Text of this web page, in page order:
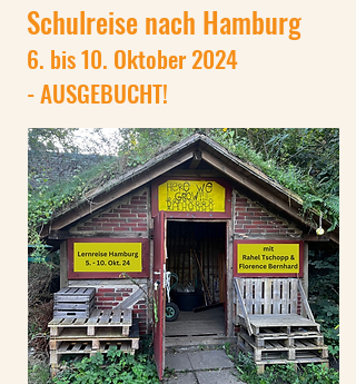
Schulreise nach Hamburg
6. bis 10. Oktober 2024
- AUSGEBUCHT!